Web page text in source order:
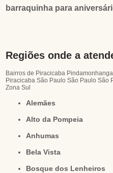
barraquinha para
Regiões onde a
Bairros de Piracicaba
Piracicaba São Paulo São Paulo São
Zona Sul
Alemães
Alto da Pompeia
Anhumas
Bela Vista
Bosque dos Lenheiros